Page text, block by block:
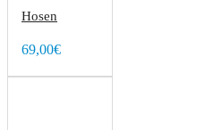
Hosen
69,00€